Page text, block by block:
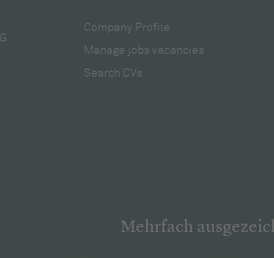
Company Profile
Manage jobs vacancies
Search CVs
Mehrfach